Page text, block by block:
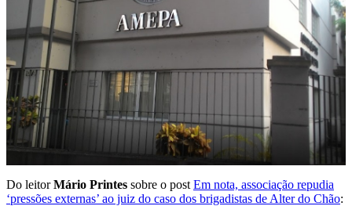
Do leitorMário Printes sobre o post Em nota, associação repudia
‘pressões externas’ ao juiz do caso dos brigadistas de Alter do Chão: